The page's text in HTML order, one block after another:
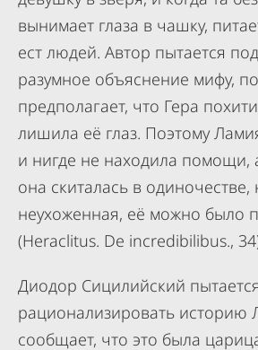
вынимает глаза в чашку,
ест людей. Автор пытается
разумное объяснение мифу,
предполагает, что Гера
лишила её глаз. Поэтому
и нигде не находила помощи,
она скиталась в одиночестве,
неухоженная, её можно было
(Heraclitus. De incredibilibus.,
Диодор Сицилийский
рационализировать историю
сообщает, что это была